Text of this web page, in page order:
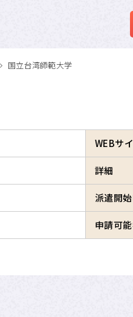
国立台湾師範大学
WEBサ
詳細
派遣開
申請可
留
サ
サ